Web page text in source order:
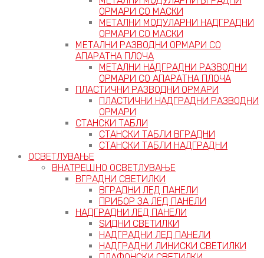
ОРМАРИ СО МАСКИ
МЕТАЛНИ МОДУЛАРНИ НАДГРАДНИ
ОРМАРИ СО МАСКИ
МЕТАЛНИ РАЗВОДНИ ОРМАРИ СО
АПАРАТНА ПЛОЧА
МЕТАЛНИ НАДГРАДНИ РАЗВОДНИ
ОРМАРИ СО АПАРАТНА ПЛОЧА
ПЛАСТИЧНИ РАЗВОДНИ ОРМАРИ
ПЛАСТИЧНИ НАДГРАДНИ РАЗВОДНИ
ОРМАРИ
СТАНСКИ ТАБЛИ
СТАНСКИ ТАБЛИ ВГРАДНИ
СТАНСКИ ТАБЛИ НАДГРАДНИ
ОСВЕТЛУВАЊЕ
ВНАТРЕШНО ОСВЕТЛУВАЊЕ
ВГРАДНИ СВЕТИЛКИ
ВГРАДНИ ЛЕД ПАНЕЛИ
ПРИБОР ЗА ЛЕД ПАНЕЛИ
НАДГРАДНИ ЛЕД ПАНЕЛИ
ЅИДНИ СВЕТИЛКИ
НАДГРАДНИ ЛЕД ПАНЕЛИ
НАДГРАДНИ ЛИНИСКИ СВЕТИЛКИ